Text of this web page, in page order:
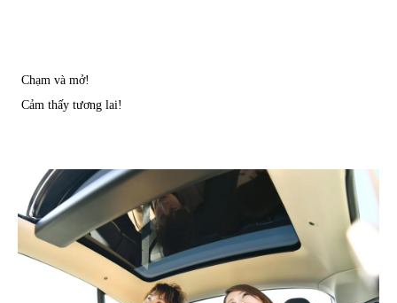
Chạm và mở!
Cảm thấy tương lai!